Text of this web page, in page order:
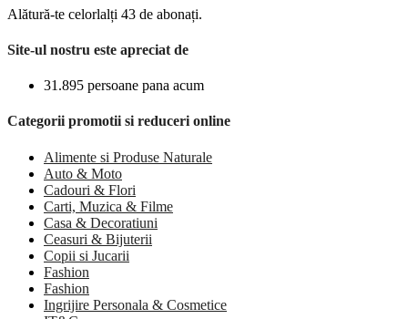
Alătură-te celorlalți 43 de abonați.
Site-ul nostru este apreciat de
31.895 persoane pana acum
Categorii promotii si reduceri online
Alimente si Produse Naturale
Auto & Moto
Cadouri & Flori
Carti, Muzica & Filme
Casa & Decoratiuni
Ceasuri & Bijuterii
Copii si Jucarii
Fashion
Fashion
Ingrijire Personala & Cosmetice